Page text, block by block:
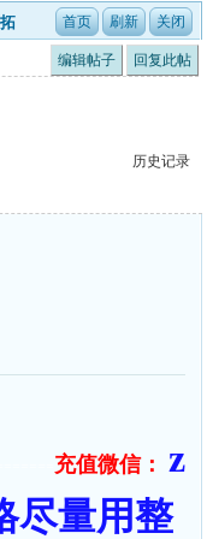
编辑帖子 回复此帖
历史记录
充值微信：
z
尽量用整